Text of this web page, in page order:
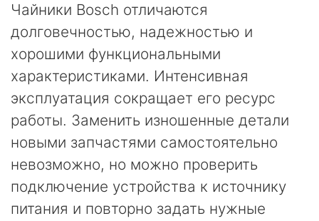
Чайники Bosch отличаются
долговечностью, надежностью и
хорошими функциональными
характеристиками. Интенсивная
эксплуатация сокращает его ресурс
работы. Заменить изношенные детали
новыми запчастями самостоятельно
невозможно, но можно проверить
подключение устройства к источнику
питания и повторно задать нужные